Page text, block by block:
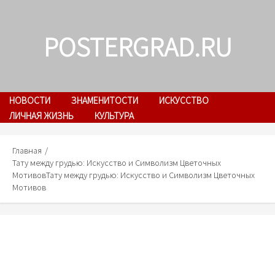
POSTERGRAD.RU
НОВОСТИ ЗНАМЕНИТОСТИ
ИСКУССТВО
ЛИЧНАЯ ЖИЗНЬ
КУЛЬТУРА
Главная
Тату между грудью: Искусство и Символизм Цветочных
МотивовТату между грудью: Искусство и Символизм Цветочных
Мотивов